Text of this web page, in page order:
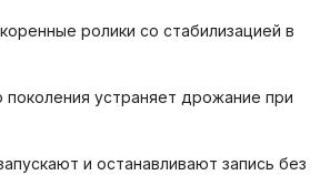
ролики со стабилизацией в
поколения устраняет дрожание при
и останавливают запись без